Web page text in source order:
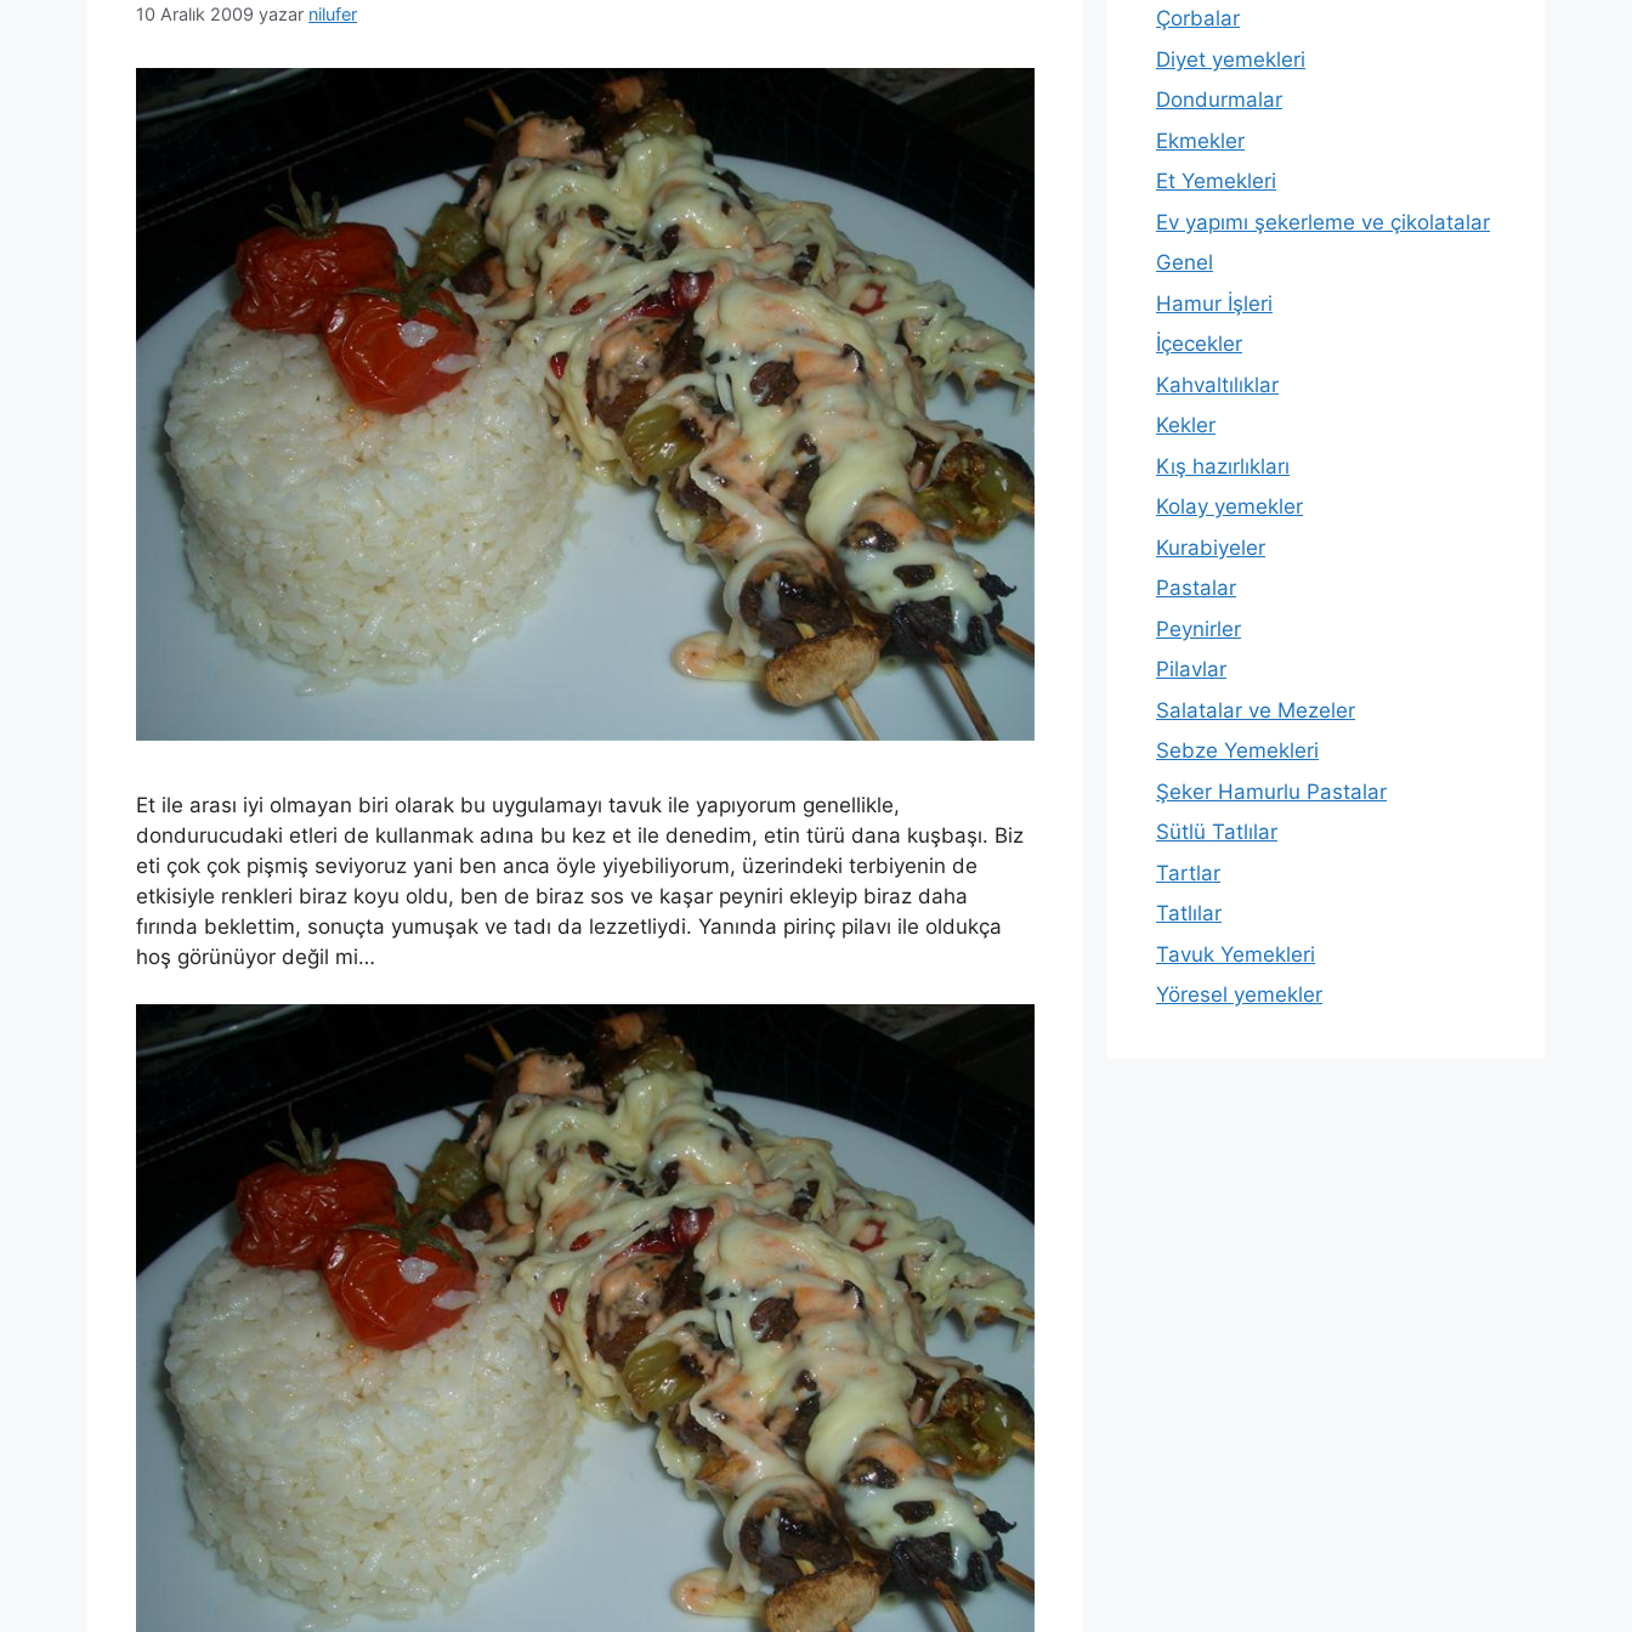
10 Aralık 2009 yazar nilufer
Et ile arası iyi olmayan biri olarak bu uygulamayı tavuk ile yapıyorum genellikle,
dondurucudaki etleri de kullanmak adına bu kez et ile denedim, etin türü dana kuşbaşı. Biz
eti çok çok pişmiş seviyoruz yani ben anca öyle yiyebiliyorum, üzerindeki terbiyenin de
etkisiyle renkleri biraz koyu oldu, ben de biraz sos ve kaşar peyniri ekleyip biraz daha
fırında beklettim, sonuçta yumuşak ve tadı da lezzetliydi. Yanında pirinç pilavı ile oldukça
hoş görünüyor değil mi…
Çorbalar
Diyet yemekleri
Dondurmalar
Ekmekler
Et Yemekleri
Ev yapımı şekerleme ve çikolatalar
Genel
Hamur İşleri
İçecekler
Kahvaltılıklar
Kekler
Kış hazırlıkları
Kolay yemekler
Kurabiyeler
Pastalar
Peynirler
Pilavlar
Salatalar ve Mezeler
Sebze Yemekleri
Şeker Hamurlu Pastalar
Sütlü Tatlılar
Tartlar
Tatlılar
Tavuk Yemekleri
Yöresel yemekler